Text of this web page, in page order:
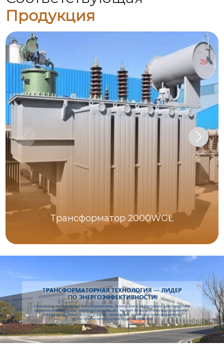
Продукция
Трансформатор 2000WGL